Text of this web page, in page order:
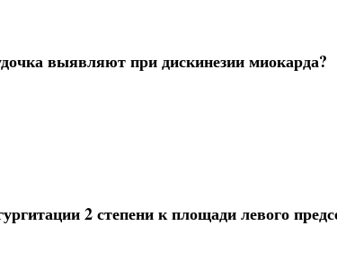
выявляют при дискинезии миокарда?
2 степени к площади левого